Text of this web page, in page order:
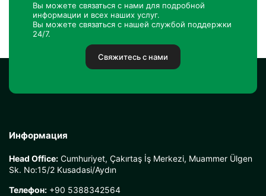
Вы можете связаться с нами для подробной
информации и всех наших услуг.
Вы можете связаться с нашей службой поддержки
24/7.
Свяжитесь с нами
Информация
Head Office: Cumhuriyet, Çakırtaş İş Merkezi, Muammer Ülgen
Sk. No:15/2 Kusadasi/Aydın
Телефон: +90 5388342564